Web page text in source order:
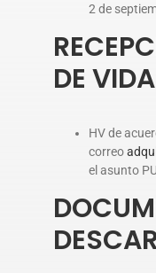
2 de
DE VIDA
HV de
correo
el asunto